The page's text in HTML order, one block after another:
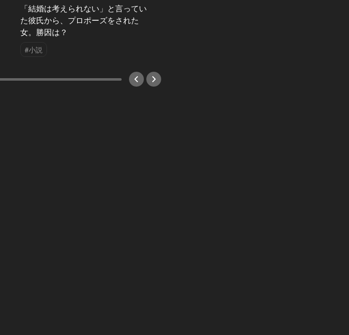
「結婚は考えられない」と言ってい
た彼氏から、プロポーズをされた
女。勝因は？
#小説